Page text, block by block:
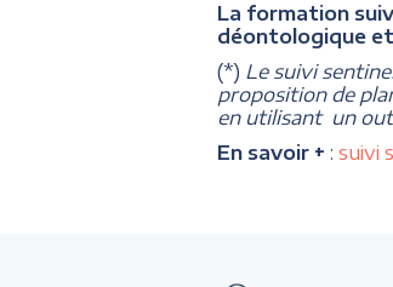
La formation
déontologique
(*) Le suivi
proposition de
en utilisant un
En savoir + : suivi